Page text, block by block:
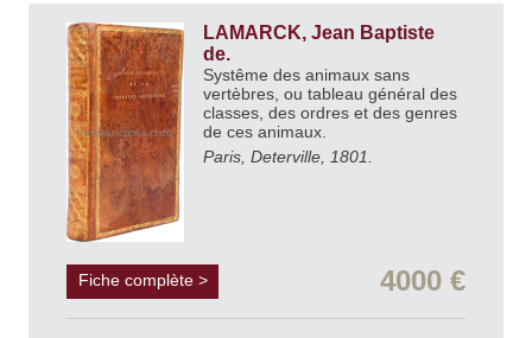
LAMARCK, Jean Baptiste
de.
Systême des animaux sans
vertèbres, ou tableau général des
classes, des ordres et des genres
de ces animaux.
Paris, Deterville, 1801.
Fiche complète > 4000 €